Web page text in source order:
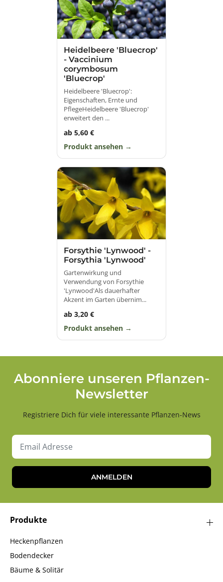
Heidelbeere 'Bluecrop'
- Vaccinium
corymbosum
'Bluecrop'
Heidelbeere 'Bluecrop':
Eigenschaften, Ernte und
PflegeHeidelbeere 'Bluecrop'
erweitert den ...
ab 5,60 €
Produkt ansehen
Forsythie 'Lynwood' -
Forsythia 'Lynwood'
Gartenwirkung und
Verwendung von Forsythie
'Lynwood'Als dauerhafter
Akzent im Garten übernim...
ab 3,20 €
Produkt ansehen
Abonniere unseren Pflanzen-
Newsletter
Registriere Dich für viele interessante Pflanzen-News
ANMELDEN
Produkte
Heckenpflanzen
Bodendecker
Bäume & Solitär